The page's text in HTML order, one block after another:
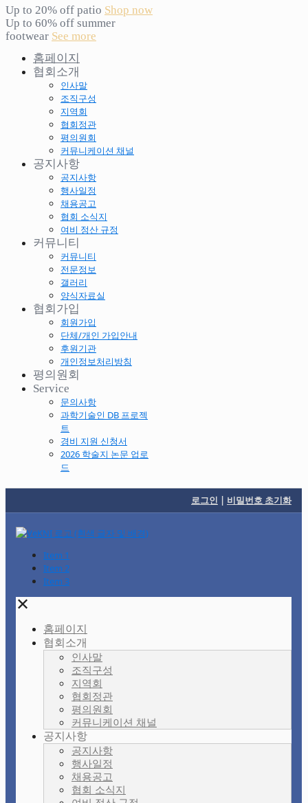
Up to 20% off patio Shop now
Up to 60% off summer
footwear See more
홈페이지
협회소개
인사말
조직구성
지역회
협회정관
평의원회
커뮤니케이션 채널
공지사항
공지사항
행사일정
채용공고
협회 소식지
여비 정산 규정
커뮤니티
커뮤니티
전문정보
갤러리
양식자료실
협회가입
회원가입
단체/개인 가입안내
후원기관
개인정보처리방침
평의원회
Service
문의사항
과학기술인 DB 프로젝
트
경비 지원 신청서
2026 학술지 논문 업로
드
로그인 | 비밀번호 초기화
Item 1
Item 2
Item 3
✕
홈페이지
협회소개
인사말
조직구성
지역회
협회정관
평의원회
커뮤니케이션 채널
공지사항
공지사항
행사일정
채용공고
협회 소식지